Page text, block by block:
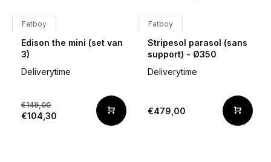
Fatboy
Edison the mini (set van
3)
Deliverytime
€149,00
€104,30
Fatboy
Stripesol parasol (sans
support) - Ø350
Deliverytime
€479,00